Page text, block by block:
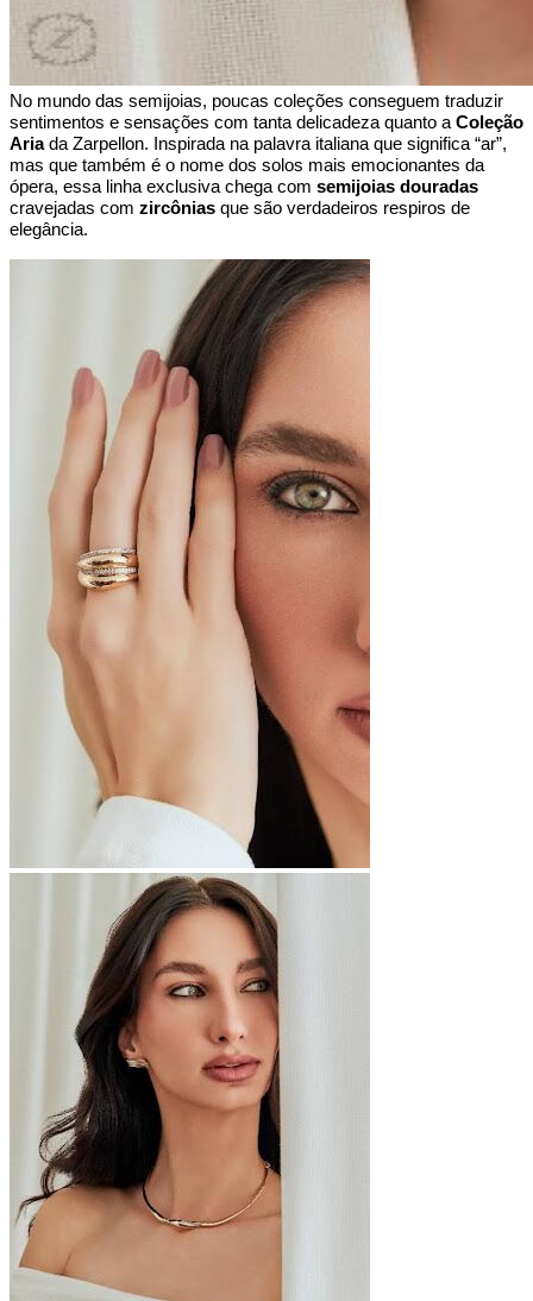
No mundo das semijoias, poucas coleções conseguem traduzir
sentimentos e sensações com tanta delicadeza quanto a Coleção
Aria da Zarpellon. Inspirada na palavra italiana que significa “ar”,
mas que também é o nome dos solos mais emocionantes da
ópera, essa linha exclusiva chega com
cravejadas com zircônias que são verdadeiros respiros de
elegância.